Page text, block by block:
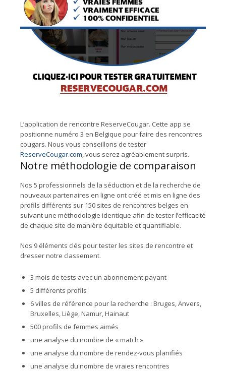
L’application de rencontre ReserveCougar. Cette app se
positionne numéro 3 en Belgique pour faire des rencontres
cougars. Nous vous conseillons de tester
ReserveCougar.com , vous serez agréablement surpris.
Notre méthodologie de comparaison
Nos 5 professionnels de la séduction et de la recherche de
nouveaux partenaires en ligne ont créé et mis en ligne des
profils différents sur 150 sites de rencontres belges en
suivant une méthodologie identique afin de tester l’efficacité
de chaque site de manière équitable et quantifiable.
Nos 9 éléments clés pour tester les sites de rencontre et
dresser notre classement.
3 mois de tests avec un abonnement payant
5 différents profils
6 villes de référence pour la recherche : Bruges, Anvers,
Bruxelles, Liège, Namur, Hainaut
500 profils de femmes aimés
une analyse du nombre de « match »
une analyse du nombre de rendez-vous planifiés
une analyse du nombre de vraies rencontres